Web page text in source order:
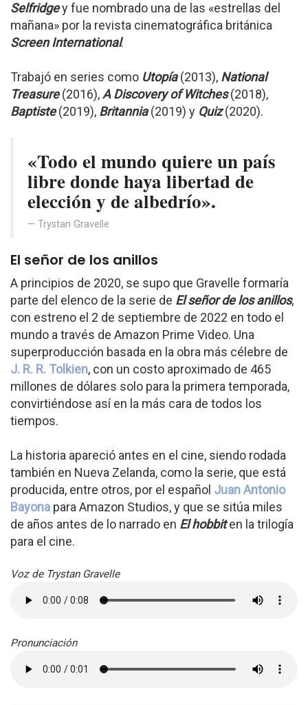
Selfridgey fue nombrado una de las «estrellas del
mañana» por la revista cinematográfica británica
Screen International.
Trabajó en series como Utopía(2013), National
Treasure(2016),A Discovery of Witches(2018),
Baptiste(2019), Britannia(2019) y Quiz(2020).
«Todo el mundo quiere un país
libre donde haya libertad de
elección y de albedrío».
Trystan Gravelle
El señor de los anillos
A principios de 2020, se supo que Gravelle formaría
parte del elenco de la serie de El señor de los anillos,
con estreno el 2 de septiembre de 2022 en todo el
mundo a través de Amazon Prime Video. Una
superproducción basada en la obra más célebre de
J. R. R. Tolkien, con un costo aproximado de 465
millones de dólares solo para la primera temporada,
convirtiéndose así en la más cara de todos los
tiempos.
La historia apareció antes en el cine, siendo rodada
también en Nueva Zelanda, como la serie, que está
producida, entre otros, por el español Juan Antonio
Bayona para Amazon Studios, y que se sitúa miles
de años antes de lo narrado en El hobbiten la trilogía
para el cine.
Voz de Trystan Gravelle
Pronunciación